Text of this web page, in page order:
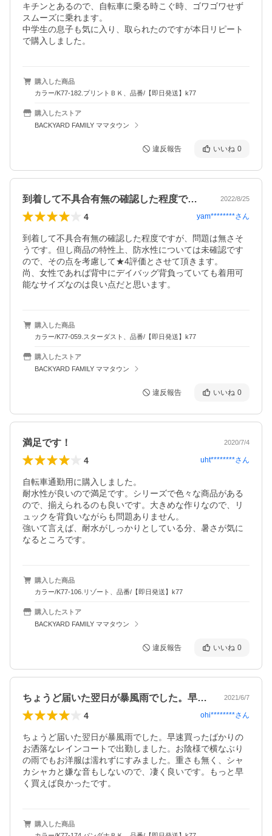
キチンとあるので、自転車に乗る時こぐ時、ゴワゴワせず
スムーズに乗れます。
中学生の息子も気に入り、取られたのですが本日リピート
で購入しました。
購入した商品
カラー/K77-182.プリントＢＫ、品番/【即日発送】k77
購入したストア
BACKYARD FAMILY ママタウン
違反報告 いいね 0
到着して不具合有無の確認した程度ですが… 2022/8/25
4 yam********さん
到着して不具合有無の確認した程度ですが、問題は無さそ
うです。但し商品の特性上、防水性については未確認です
ので、その点を考慮して★4評価とさせて頂きます。
尚、女性であれば背中にデイバッグ背負っていても着用可
能なサイズなのは良い点だと思います。
購入した商品
カラー/K77-059.スターダスト、品番/【即日発送】k77
購入したストア
BACKYARD FAMILY ママタウン
違反報告 いいね 0
満足です！ 2020/7/4
4 uht********さん
自転車通勤用に購入しました。
耐水性が良いので満足です。シリーズで色々な商品がある
ので、揃えられるのも良いです。大きめな作りなので、リ
ュックを背負いながらも問題ありません。
強いて言えば、耐水がしっかりとしている分、暑さが気に
なるところです。
購入した商品
カラー/K77-106.リゾート、品番/【即日発送】k77
購入したストア
BACKYARD FAMILY ママタウン
違反報告 いいね 0
ちょうど届いた翌日が暴風雨でした。早速… 2021/6/7
4 ohi********さん
ちょうど届いた翌日が暴風雨でした。早速買ったばかりの
お洒落なレインコートで出勤しました。お陰様で横なぶり
の雨でもお洋服は濡れずにすみました。重さも無く、シャ
カシャカと嫌な音もしないので、凄く良いです。もっと早
く買えば良かったです。
購入した商品